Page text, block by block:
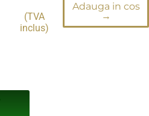
(TVA
inclus)
Adauga in cos
→